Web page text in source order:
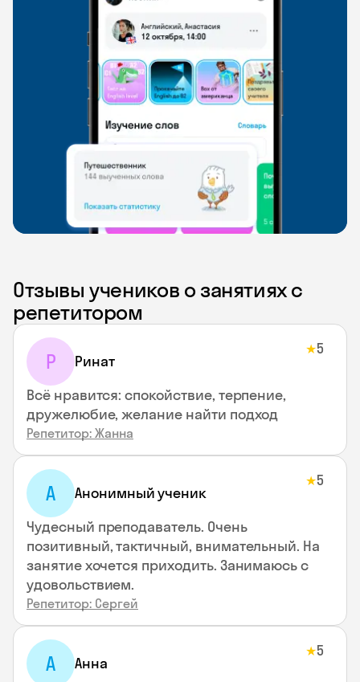
Отзывы учеников о занятиях с
репетитором
Р Ринат
★5
Всё нравится: спокойствие, терпение,
дружелюбие, желание найти подход
Репетитор: Жанна
А Анонимный ученик
★5
Чудесный преподаватель. Очень
позитивный, тактичный, внимательный. На
занятие хочется приходить. Занимаюсь с
удовольствием.
Репетитор: Сергей
А Анна
★5